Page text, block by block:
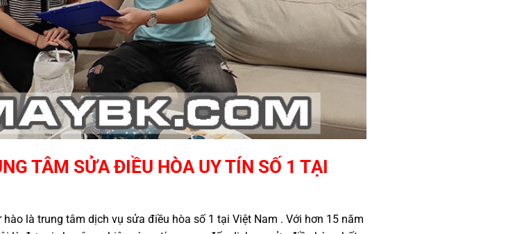
TÂM SỬA ĐIỀU HÒA UY TÍN SỐ 1 TẠI
hào là trung tâm dịch vụ sửa điều hòa số 1 tại Việt Nam . Với hơn 15 năm